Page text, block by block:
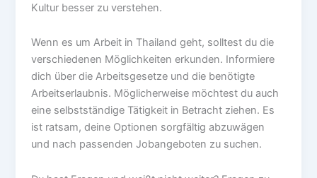
Kultur besser zu verstehen.
Wenn es um Arbeit in Thailand geht, solltest du die
verschiedenen Möglichkeiten erkunden. Informiere
dich über die Arbeitsgesetze und die benötigte
Arbeitserlaubnis. Möglicherweise möchtest du auch
eine selbstständige Tätigkeit in Betracht ziehen. Es
ist ratsam, deine Optionen sorgfältig abzuwägen
und nach passenden Jobangeboten zu suchen.